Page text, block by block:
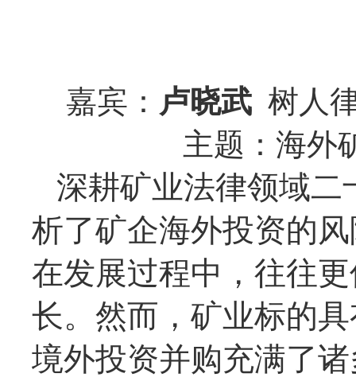
嘉宾： 卢晓武 树人
主题：海外
深耕矿业法律领域二
析了矿企海外投资的
在发展过程中，往往
长。然而，矿业标的
境外投资并购充满了